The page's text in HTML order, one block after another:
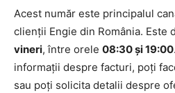
Acest număr este principalul
clienții Engie din România. Este
vineri, între orele 08:30 și 19:00
informații despre facturi, poți
sau poți solicita detalii despre